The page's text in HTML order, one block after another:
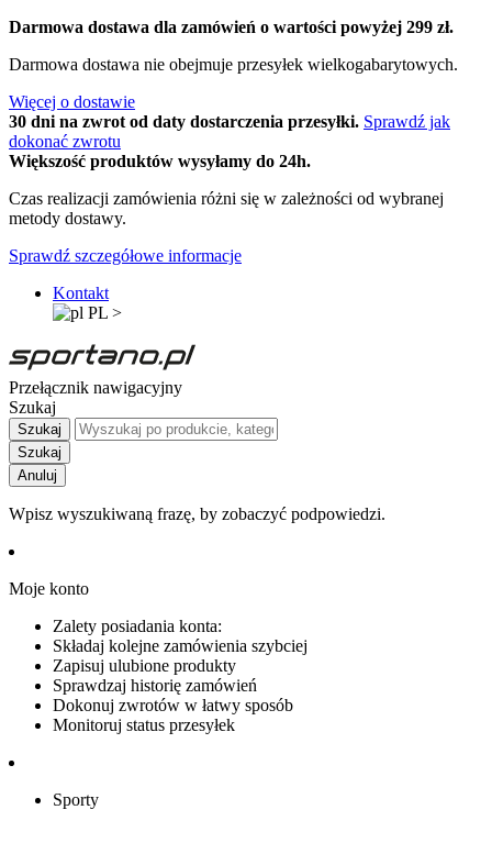
Darmowa dostawa dla zamówień o wartości powyżej 299 zł.
Darmowa dostawa nie obejmuje przesyłek wielkogabarytowych.
Więcej o dostawie
30 dni na zwrot od daty dostarczenia przesyłki. Sprawdź jak
dokonać zwrotu
Większość produktów wysyłamy do 24h.
Czas realizacji zamówienia różni się w zależności od wybranej
metody dostawy.
Sprawdź szczegółowe informacje
Kontakt
PL >
Przełącznik nawigacyjny
Szukaj
Szukaj
Szukaj
Anuluj
Wpisz wyszukiwaną frazę, by zobaczyć podpowiedzi.
Moje konto
Zalety posiadania konta:
Składaj kolejne zamówienia szybciej
Zapisuj ulubione produkty
Sprawdzaj historię zamówień
Dokonuj zwrotów w łatwy sposób
Monitoruj status przesyłek
Sporty